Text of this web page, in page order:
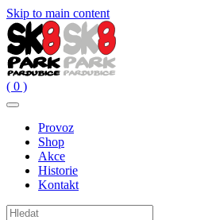
Skip to main content
( 0 )
Provoz
Shop
Akce
Historie
Kontakt